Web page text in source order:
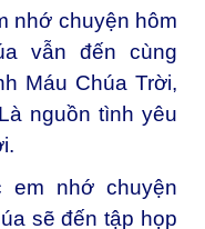
nhớ chuyện hôm
vẫn đến cùng
Máu Chúa Trời,
nguồn tình yêu
em nhớ chuyện
sẽ đến tập họp